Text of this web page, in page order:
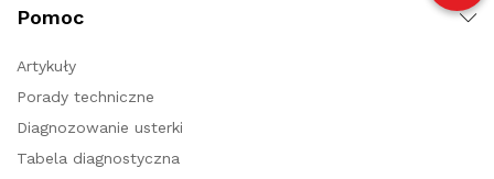
Pomoc
Artykuły
Porady techniczne
Diagnozowanie usterki
Tabela diagnostyczna